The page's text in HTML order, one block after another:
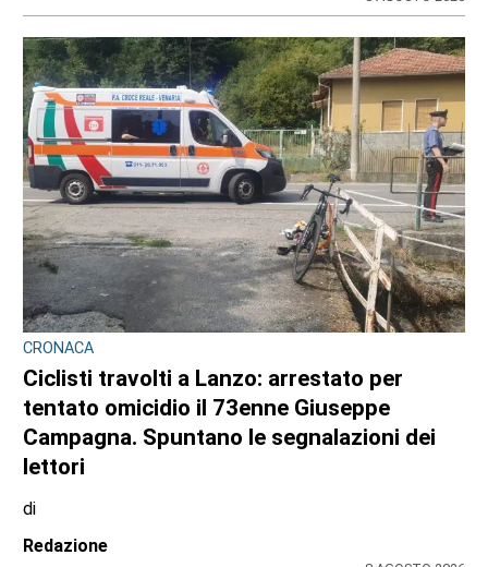
Angela Pastore
8 AGOSTO 2026
CRONACA
Ciclisti travolti a Lanzo: arrestato per
tentato omicidio il 73enne Giuseppe
Campagna. Spuntano le segnalazioni dei
lettori